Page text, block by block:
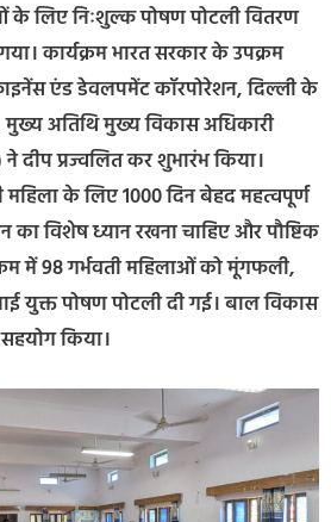
के लिए निःशुल्क पोषण पोटली वितरण
कार्यक्रम भारत सरकार के उपक्रम
एंड डेवलपमेंट कॉरपोरेशन, दिल्ली के
अतिथि मुख्य विकास अधिकारी
दीप प्रज्वलित कर शुभारंभ किया।
महिला के लिए 1000 दिन बेहद महत्वपूर्ण
का विशेष ध्यान रखना चाहिए और पौष्टिक
में 98 गर्भवती महिलाओं को मूंगफली,
युक्त पोषण पोटली दी गई। बाल विकास
सहयोग किया।